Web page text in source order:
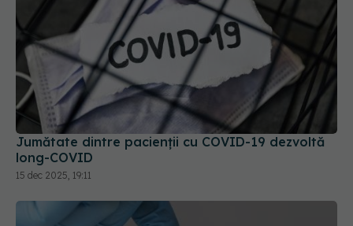
Jumătate dintre pacienții cu COVID-19 dezvoltă
long-COVID
15 dec 2025, 19:11